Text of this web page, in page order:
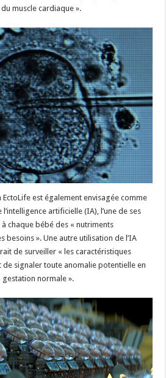
muscle cardiaque ».
EctoLife est également envisagée comme
artificielle (IA), l’une de ses
chaque bébé des « nutriments
besoins ». Une autre utilisation de l’IA
de surveiller « les caractéristiques
signaler toute anomalie potentielle en
gestation normale ».